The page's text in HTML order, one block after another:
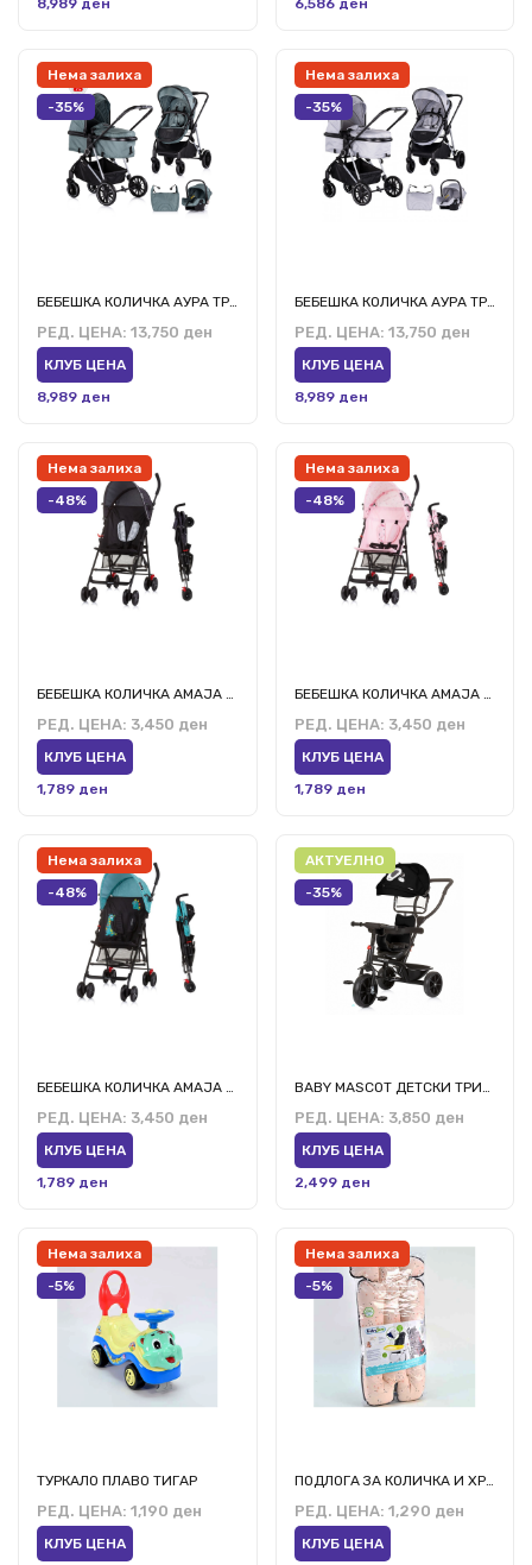
8,989 ден 6,586 ден
Нема залиха
-35%
РЕД. ЦЕНА: 13,750 ден
КЛУБ ЦЕНА
8,989 ден
Нема залиха
-35%
БЕБЕШКА КОЛИЧКА АУРА ТРАНСФОРМ ОБЛАЧНО СИВО
РЕД. ЦЕНА: 13,750 ден
КЛУБ ЦЕНА
8,989 ден
Нема залиха
-48%
БЕБЕШКА КОЛИЧКА АМАЈА БЛЕКБЕРИ
РЕД. ЦЕНА: 3,450 ден
КЛУБ ЦЕНА
1,789 ден
Нема залиха
-48%
БЕБЕШКА КОЛИЧКА АМАЈА ФЛАМИНГО
РЕД. ЦЕНА: 3,450 ден
КЛУБ ЦЕНА
1,789 ден
Нема залиха
-48%
БЕБЕШКА КОЛИЧКА АМАЈА ДИНО
РЕД. ЦЕНА: 3,450 ден
КЛУБ ЦЕНА
1,789 ден
АКТУЕЛНО
-35%
BABY MASCOT ДЕТСКИ ТРИЦИКЛ МИАН ЦРН
РЕД. ЦЕНА: 3,850 ден
КЛУБ ЦЕНА
2,499 ден
Нема залиха
-5%
ТУРКАЛО ПЛАВО ТИГАР
РЕД. ЦЕНА: 1,190 ден
КЛУБ ЦЕНА
Нема залиха
-5%
ПОДЛОГА ЗА КОЛИЧКА И ХРАНИЛКА РОЗЕВА
РЕД. ЦЕНА: 1,290 ден
КЛУБ ЦЕНА